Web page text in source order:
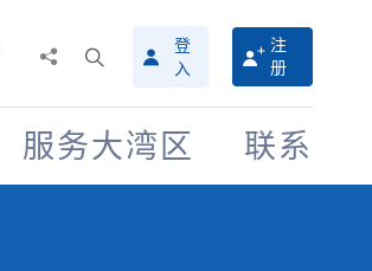
搜
寻
介
面
登
入
注
册
服务大湾区 联系